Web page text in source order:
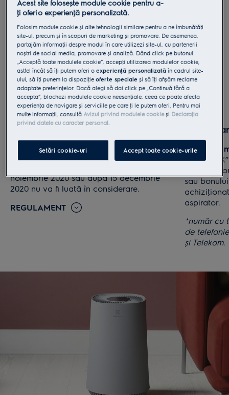
Perioada promoţiei
1 noiembrie - 15 decembrie 2020
noiembrie 2020 sau după 15 decembrie
2020 nu va fi luată în considerare.
REGULAMENT
Trimite un
textul
numărul
sau
aspirator.
*număr cu
de
și Telekom.
Acest site folosește module cookie pentru a-
ţi oferi o experienţă personalizată.
Folosim module cookie și alte tehnologii similare pentru a ne îmbunătăţi
site-ul, precum și în scopuri de marketing și promovare. De asemenea,
partajăm informaţii despre modul în care utilizezi site-ul, cu partenerii
noștri de social media, promovare și analiză. Dând click pe butonul
„Acceptă toate modulele cookie”, accepţi utilizarea modulelor cookie,
astfel încât să îţi putem oferi oexperienţă personalizată în cadrul site-
ului, să îţi punem la dispoziţieoferte speciale și să îţi afișăm reclame
adaptate preferinţelor. Dacă alegi să dai click pe „Continuă fără a
accepta”, blochezi modulele cookie neesenţiale, ceea ce poate afecta
experienţa de navigare și serviciile pe care ţi le putem oferi. Pentru mai
multe informaţii, consultă Avizul privind modulele cookieși Declaraţia
privind datele cu caracter personal.
Setări cookie-uri Accept toate cookie-urile